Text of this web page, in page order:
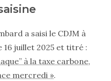
a saisi le CDJM à
16 juillet 2025 et titré :
à la taxe carbone,
mercredi ».